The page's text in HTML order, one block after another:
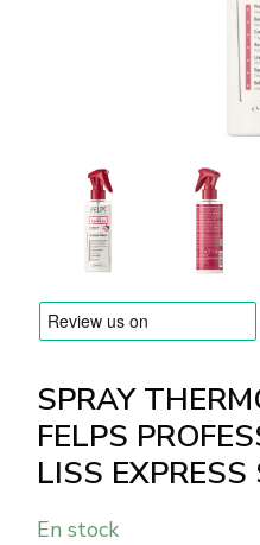
Questions
Contactez nous
Commentaires
SPRAY
FELPS
LISS
En stock